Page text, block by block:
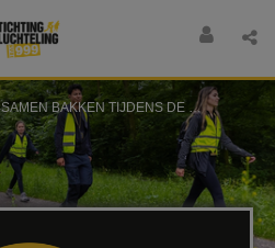
SAMEN BAKKEN TIJDENS DE WEEK VAN DE VLUCHTELING!